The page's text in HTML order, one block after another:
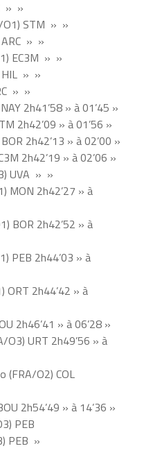
» »
O1) STM » »
ARC » »
EC3M » »
HIL » »
» »
2h41’58 » à 01’45 »
2h42’09 » à 01’56 »
2h42’13 » à 02’00 »
2h42’19 » à 02’06 »
UVA » »
MON 2h42’27 » à
BOR 2h42’52 » à
PEB 2h44’03 » à
ORT 2h44’42 » à
2h46’41 » à 06’28 »
O3) URT 2h49’56 » à
(FRA/O2) COL
2h54’49 » à 14’36 »
PEB
PEB »